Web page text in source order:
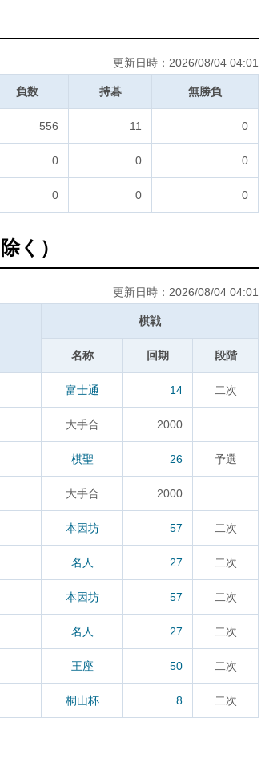
更新日時：2026/08/04 04:01
負数 持碁 無勝負
556 11 0
0 0 0
0 0 0
く）
更新日時：2026/08/04 04:01
棋戦
名称 回期 段階
富士通 14 二次
大手合 2000
棋聖 26 予選
大手合 2000
本因坊 57 二次
名人 27 二次
本因坊 57 二次
名人 27 二次
王座 50 二次
桐山杯 8 二次